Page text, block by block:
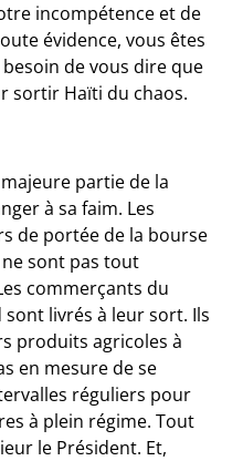
incompétence et de
évidence, vous êtes
de vous dire que
sortir Haïti du chaos.
partie de la
à sa faim. Les
de portée de la bourse
sont pas tout
commerçants du
livrés à leur sort. Ils
produits agricoles à
en mesure de se
réguliers pour
à plein régime. Tout
le Président. Et,